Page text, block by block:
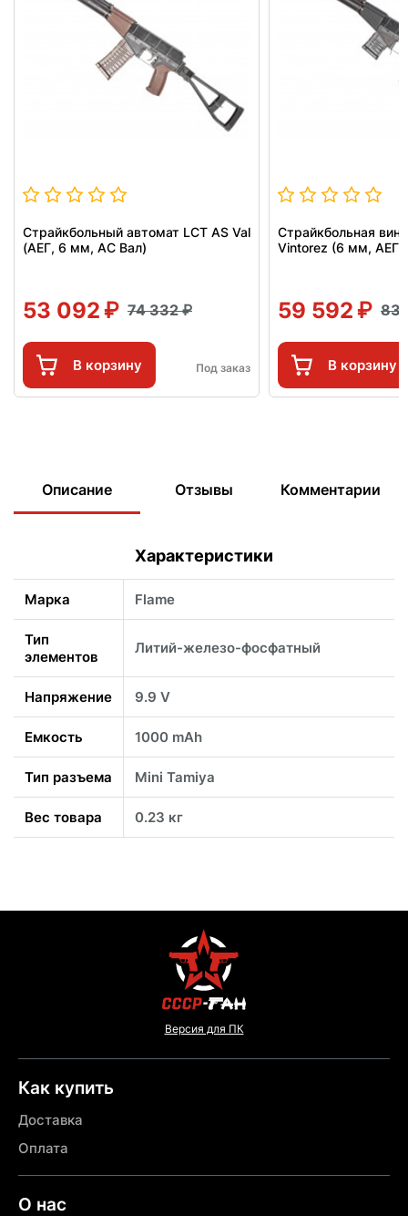
Страйкбольный автомат LCT AS Val
(АЕГ, 6 мм, АС Вал)
53 092 74 332
В корзину Под заказ
Страйкбольная
Vintorez (6 мм, АЕГ,
59 592 83
В корзину
Описание Отзывы Комментарии
Характеристики
Марка Flame
Тип
элементов
Литий-железо-фосфатный
Напряжение 9.9 V
Емкость 1000 mAh
Тип разъема Mini Tamiya
Вес товара 0.23 кг
Версия для ПК
Как купить
Доставка
Оплата
О нас